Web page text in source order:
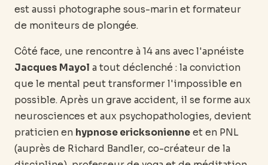
est aussi photographe sous-marin et formateur
de moniteurs de plongée.
Côté face, une rencontre à 14 ans avec l'apnéiste
Jacques Mayol a tout déclenché : la conviction
que le mental peut transformer l'impossible en
possible. Après un grave accident, il se forme aux
neurosciences et aux psychopathologies, devient
praticien en hypnose ericksonienne et en PNL
(auprès de Richard Bandler, co-créateur de la